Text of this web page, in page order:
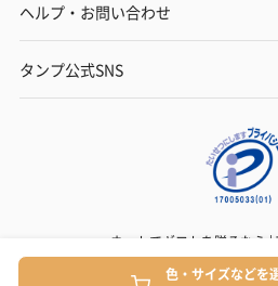
色・サイズなどを
ヘルプ・お問い合わせ
タンプ公式SNS
ネットでギフトを贈るなら |
Copyright©